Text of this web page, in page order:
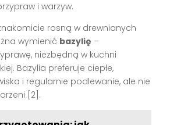
i warzyw.
rosną w drewnianych
wymienić bazylię –
niezbędną w kuchni
Bazylia preferuje ciepłe,
i regularnie podlewanie, ale nie
[2].